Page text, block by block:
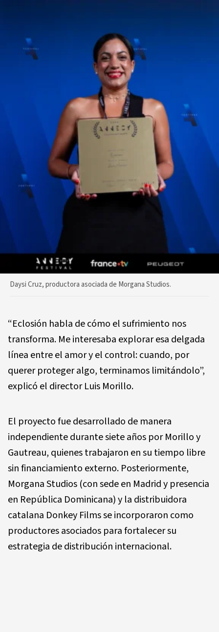
Daysi Cruz, productora asociada de Morgana Studios.
“Eclosión habla de cómo el sufrimiento nos
transforma. Me interesaba explorar esa delgada
línea entre el amor y el control: cuando, por
querer proteger algo, terminamos limitándolo”,
explicó el director Luis Morillo.
El proyecto fue desarrollado de manera
independiente durante siete años por Morillo y
Gautreau, quienes trabajaron en su tiempo libre
sin financiamiento externo. Posteriormente,
Morgana Studios (con sede en Madrid y presencia
en República Dominicana) y la distribuidora
catalana Donkey Films se incorporaron como
productores asociados para fortalecer su
estrategia de distribución internacional.